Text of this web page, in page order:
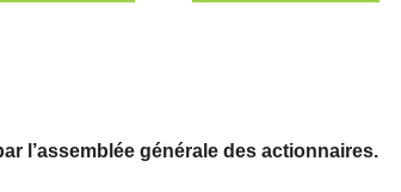
l’assemblée générale des actionnaires.